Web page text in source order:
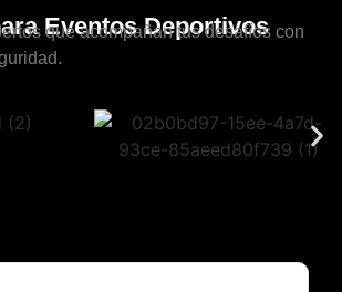
Eventos Deportivos
que acompañan tus desafíos con